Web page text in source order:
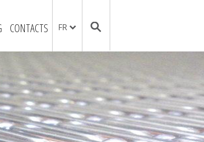
CONTACTS FR